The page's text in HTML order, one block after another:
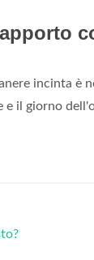
incinta
e il giorno